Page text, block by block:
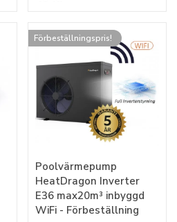
Förbeställningspris!
Poolvärmepump
HeatDragon Inverter
E36 max20m³ inbyggd
WiFi - Förbeställning